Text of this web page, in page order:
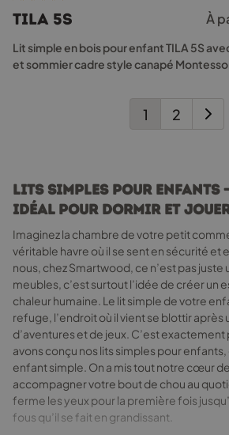
variations.
Les
options
produit
TILA 5S À
Lit simple en bois pour enfant TILA 5S
et sommier cadre style canapé
1 2
Lits simples pour enfants
idéal pour dormir et
Imaginez la chambre de votre petit
véritable havre où il se sent en sécurité et
nous, chez Smartwood, ce n’est pas juste
meubles, c’est surtout l’idée de créer un
chaleur humaine. Le lit simple de votre
refuge, l’endroit où il vient se blottir après
d’aventures et de jeux. C’est
avons conçu nos lits simples pour
enfant simple. On a mis tout notre cœur
accompagner votre bout de chou au
ferme les yeux pour la première fois
fous qu’il se fait en grandissant.